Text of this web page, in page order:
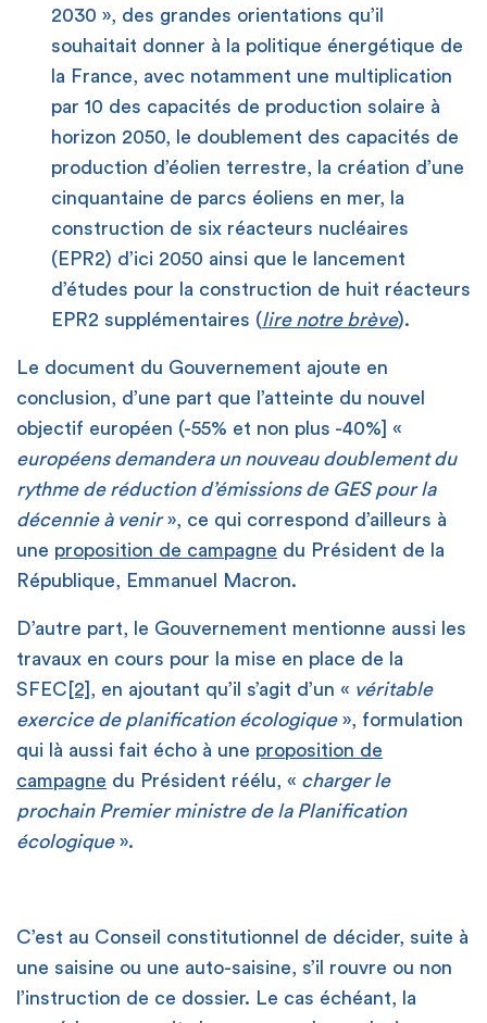
2030 », des grandes orientations qu’il
souhaitait donner à la politique énergétique de
la France, avec notamment une multiplication
par 10 des capacités de production solaire à
horizon 2050, le doublement des capacités de
production d’éolien terrestre, la création d’une
cinquantaine de parcs éoliens en mer, la
construction de six réacteurs nucléaires
(EPR2) d’ici 2050 ainsi que le lancement
d’études pour la construction de huit réacteurs
EPR2 supplémentaires (lire notre brève).
Le document du Gouvernement ajoute en
conclusion, d’une part que l’atteinte du nouvel
objectif européen (-55% et non plus -40%] «
européens demandera un nouveau doublement du
rythme de réduction d’émissions de GES pour la
décennie à venir», ce qui correspond d’ailleurs à
une proposition de campagne du Président de la
République, Emmanuel Macron.
D’autre part, le Gouvernement mentionne aussi les
travaux en cours pour la mise en place de la
SFEC [2] , en ajoutant qu’il s’agit d’un « véritable
exercice de planification écologique», formulation
qui là aussi fait écho à une proposition de
campagne du Président réélu, « charger le
prochain Premier ministre de la Planification
écologique».
C’est au Conseil constitutionnel de décider, suite à
une saisine ou une auto-saisine, s’il rouvre ou non
l’instruction de ce dossier. Le cas échéant, la